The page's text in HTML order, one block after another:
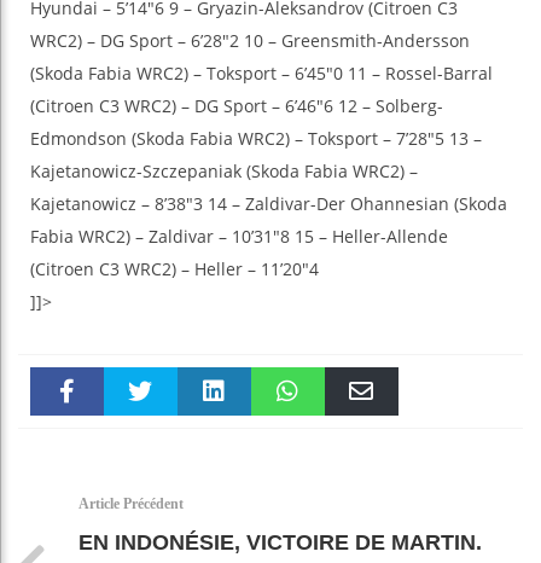
Hyundai – 5’14″6 9 – Gryazin-Aleksandrov (Citroen C3
WRC2) – DG Sport – 6’28″2 10 – Greensmith-Andersson
(Skoda Fabia WRC2) – Toksport – 6’45″0 11 – Rossel-Barral
(Citroen C3 WRC2) – DG Sport – 6’46″6 12 – Solberg-
Edmondson (Skoda Fabia WRC2) – Toksport – 7’28″5 13 –
Kajetanowicz-Szczepaniak (Skoda Fabia WRC2) –
Kajetanowicz – 8’38″3 14 – Zaldivar-Der Ohannesian (Skoda
Fabia WRC2) – Zaldivar – 10’31″8 15 – Heller-Allende
(Citroen C3 WRC2) – Heller – 11’20″4
]]>
Article Précédent
EN INDONÉSIE, VICTOIRE DE MARTIN.